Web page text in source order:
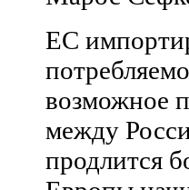
ЕС
возможное
между
продлится